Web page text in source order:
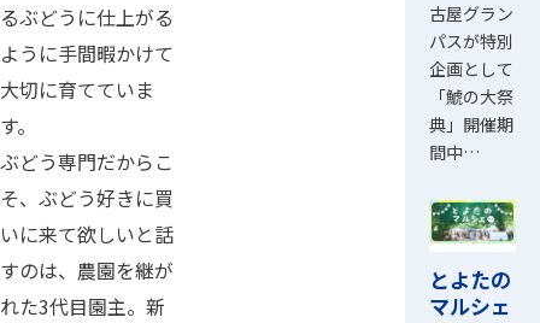
るぶどうに仕上がる
ように手間暇かけて
大切に育てていま
す。
ぶどう専門だからこ
そ、ぶどう好きに買
いに来て欲しいと話
すのは、農園を継が
れた3代目園主。新
古屋グラン
パスが特別
企画として
「鯱の大祭
典」開催期
間中…
とよたの
マルシェ